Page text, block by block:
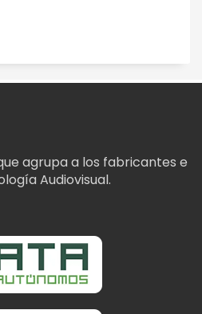
agrupa a los fabricantes e
Audiovisual.